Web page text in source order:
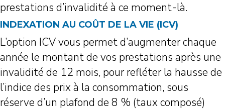
prestations d’invalidité à ce moment-là.
INDEXATION AU COÛT DE LA VIE (ICV)
L’option ICV vous permet d’augmenter chaque
année le montant de vos prestations après une
invalidité de 12 mois, pour refléter la hausse de
l’indice des prix à la consommation, sous
réserve d’un plafond de 8 % (taux composé)